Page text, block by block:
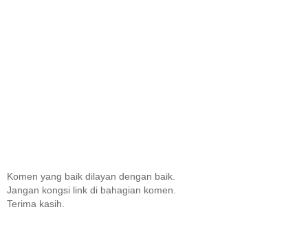
Komen yang baik dilayan dengan baik.
Jangan kongsi link di bahagian komen.
Terima kasih.